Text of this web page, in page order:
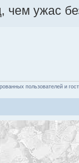
чем ужас
пользователей и